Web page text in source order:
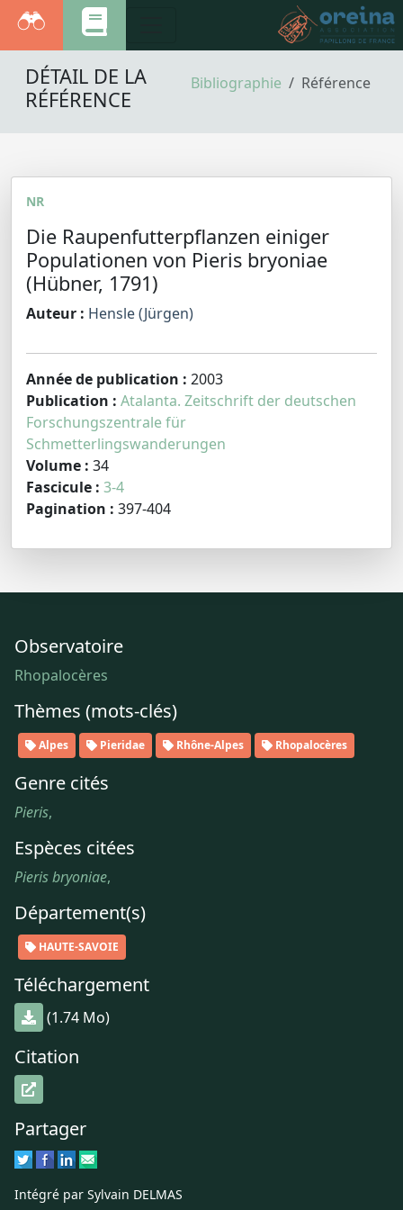
Bibliographie Référence
DÉTAIL DE LA
RÉFÉRENCE
NR
Die Raupenfutterpflanzen einiger
Populationen von Pieris bryoniae
(Hübner, 1791)
Auteur : Hensle (Jürgen)
Année de publication : 2003
Publication : Atalanta. Zeitschrift der deutschen
Forschungszentrale für
Schmetterlingswanderungen
Volume : 34
Fascicule : 3-4
Pagination : 397-404
Observatoire
Rhopalocères
Thèmes (mots-clés)
Alpes Pieridae Rhône-Alpes Rhopalocères
Genre cités
Pieris,
Espèces citées
Pieris bryoniae,
Département(s)
HAUTE-SAVOIE
Téléchargement
(1.74 Mo)
Citation
Partager
Intégré par Sylvain DELMAS